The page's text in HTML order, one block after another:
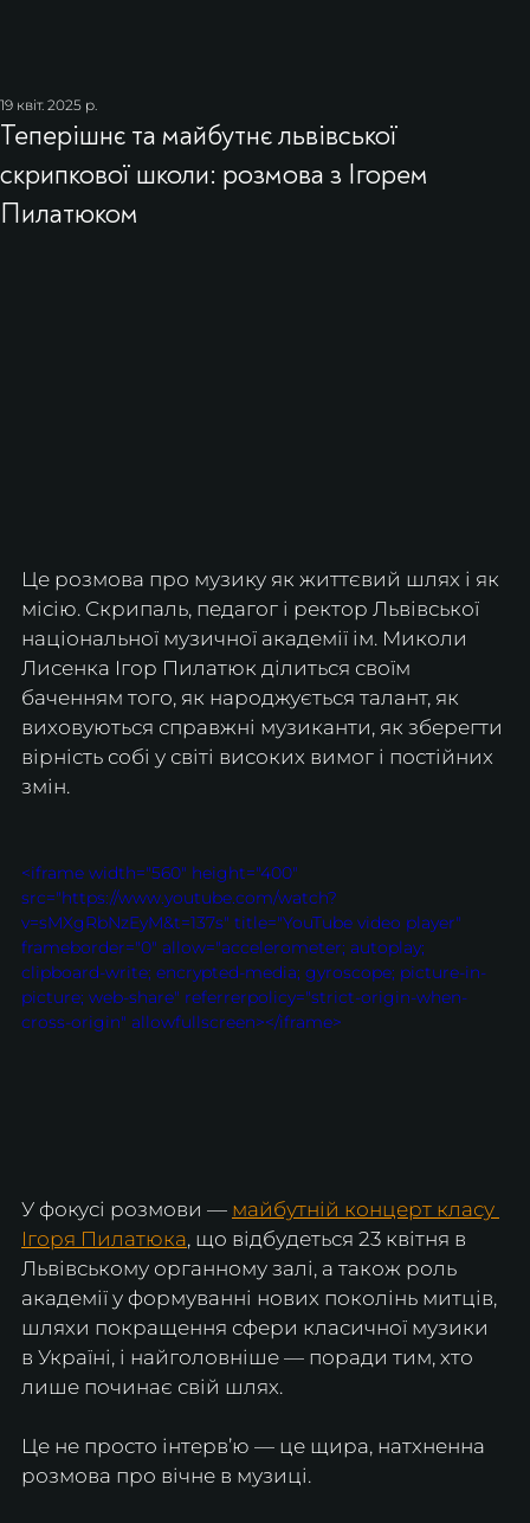
Теперішнє та майбутнє львівської
скрипкової школи: розмова з Ігорем
Пилатюком
19 квіт. 2025 р.
Це розмова про музику як життєвий шлях і як
місію. Скрипаль, педагог і ректор Львівської
національної музичної академії ім. Миколи
Лисенка Ігор Пилатюк ділиться своїм
баченням того, як народжується талант, як
виховуються справжні музиканти, як зберегти
вірність собі у світі високих вимог і постійних
змін.
<iframe width="560" height="400"
src="https://www.youtube.com/watch?
v=sMXgRbNzEyM&t=137s" title="YouTube video player"
frameborder="0" allow="accelerometer; autoplay;
clipboard-write; encrypted-media; gyroscope; picture-in-
picture; web-share" referrerpolicy="strict-origin-when-
cross-origin" allowfullscreen></iframe>
У фокусі розмови — майбутній концерт класу
Ігоря Пилатюка, що відбудеться 23 квітня в
Львівському органному залі, а також роль
академії у формуванні нових поколінь митців,
шляхи покращення сфери класичної музики
в Україні, і найголовніше — поради тим, хто
лише починає свій шлях.
Це не просто інтерв’ю — це щира, натхненна
розмова про вічне в музиці.